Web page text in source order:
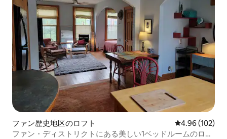
ファン歴史地区のロフト レビュー102
4.96 (102)
ファン・ディストリクトにある美しい1ベッドルームのロフ